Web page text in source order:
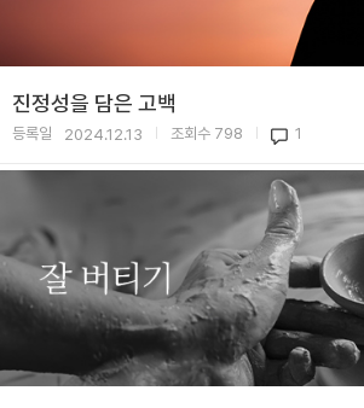
진정성을 담은 고백
등록일 2024.12.13 조회수 798 1